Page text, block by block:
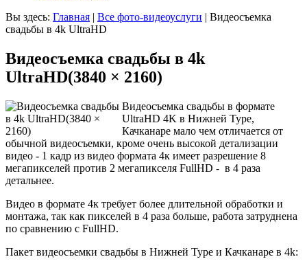
Вы здесь: Главная | Все фото-видеоуслуги | Видеосъемка
свадьбы в 4k UltraHD
Видеосъемка свадьбы в 4k
UltraHD(3840 × 2160)
Видеосъемка свадьбы в формате
UltraHD 4K в Нижней Туре,
Качканаре мало чем отличается от
обычной видеосъемки, кроме очень высокой детализации
видео - 1 кадр из видео формата 4к имеет разрешение 8
мегапикселей против 2 мегапикселя FullHD - в 4 раза
детальнее.
Видео в формате 4к требует более длительной обработки и
монтажа, так как пикселей в 4 раза больше, работа затруднена
по сравнению с FullHD.
Пакет видеосъемки свадьбы в Нижней Туре и Качканаре в 4k: